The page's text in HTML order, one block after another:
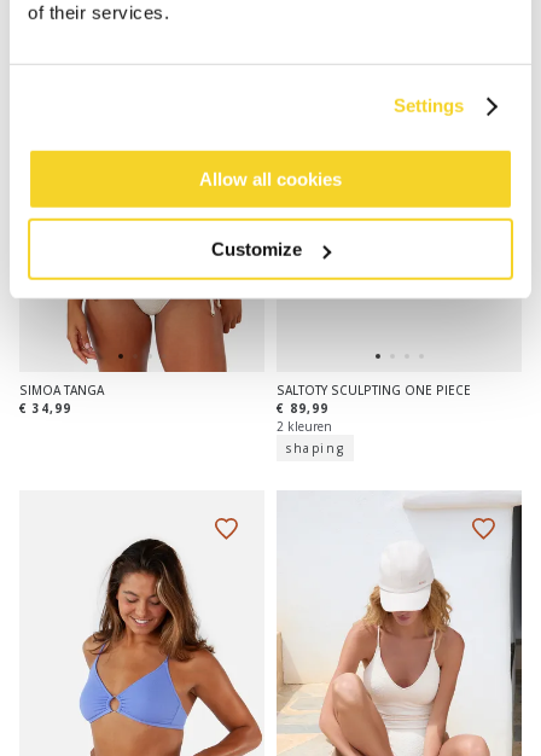
of their services.
Settings
Allow all cookies
Customize
SIMOA TANGA
€ 34,99
SALTOTY SCULPTING ONE PIECE
€ 89,99
2 kleuren
shaping